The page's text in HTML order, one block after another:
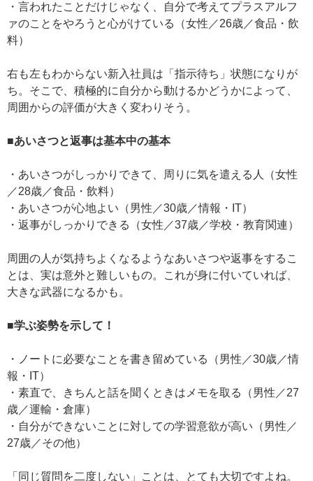
・言われたことだけじゃなく、自分で考えてプラスアルフ
ァのことをやろうと心がけている（女性／26歳／食品・飲
料）
右も左もわからない新入社員は「指示待ち」状態になりが
ち。そこで、積極的に自分から動けるかどうかによって、
周囲からの評価が大きく変わりそう。
■あいさつと返事は基本中の基本
・あいさつがしっかりできて、周りに気を遣える人（女性
／28歳／食品・飲料）
・あいさつが心地よい（男性／30歳／情報・IT）
・返事がしっかりできる（女性／37歳／学校・教育関連）
周囲の人が気持ちよくなるようなあいさつや返事をするこ
とは、実は意外と難しいもの。これが身に付いていれば、
大きな武器になるかも。
■学ぶ姿勢を示して！
・ノートに必要なことを書き留めている（男性／30歳／情
報・IT）
・素直で、きちんと話を聞くときはメモを取る（男性／27
歳／運輸・倉庫）
・自分ができないことに対しての学習意欲が高い（男性／
27歳／その他）
「同じ質問を二度しない」ことは、とても大切ですよね。